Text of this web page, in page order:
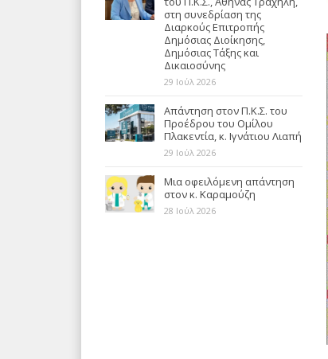
στη συνεδρίαση της
Διαρκούς Επιτροπής
Δημόσιας Διοίκησης,
Δημόσιας Τάξης και
Δικαιοσύνης
29 Ιούλ 2026
Απάντηση στον Π.Κ.Σ. του
Προέδρου του Ομίλου
Πλακεντία, κ. Ιγνάτιου Λιαπή
29 Ιούλ 2026
Μια οφειλόμενη απάντηση
στον κ. Καραμούζη
28 Ιούλ 2026